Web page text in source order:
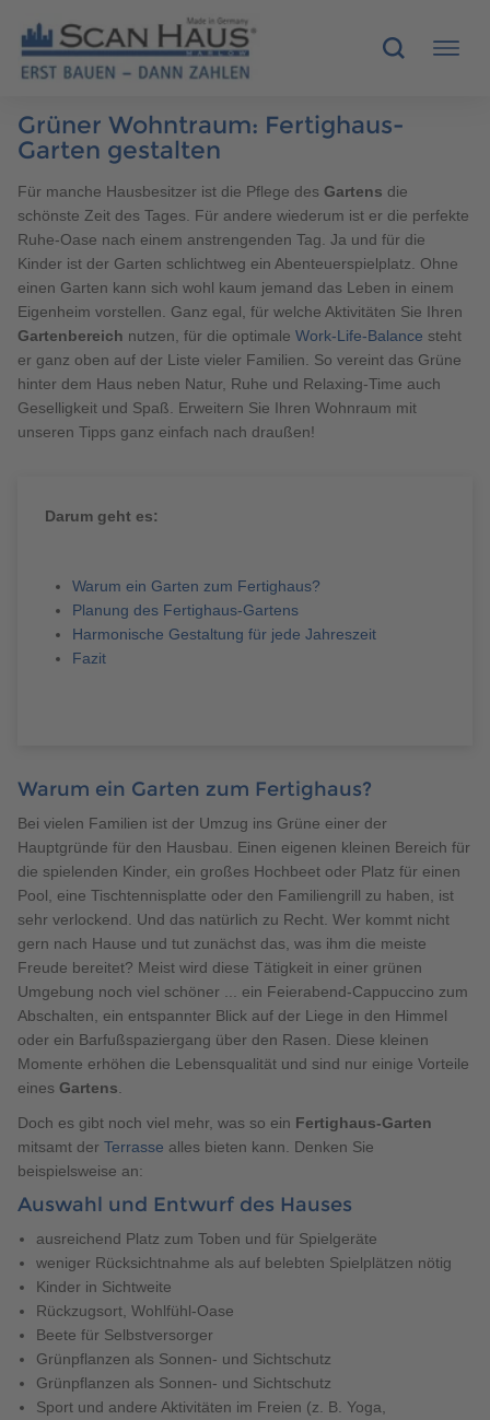
HÄUSER
MUSTERHÄUSER
SCANHAUS-VORTEILE
RUND UMS BAUEN
ÜBER UNS
KONTAKT
MUSTERHAUS FINDEN
Grüner Wohntraum: Fertighaus-
Garten gestalten
Für manche Hausbesitzer ist die Pflege des Gartens die
schönste Zeit des Tages. Für andere wiederum ist er die perfekte
Ruhe-Oase nach einem anstrengenden Tag. Ja und für die
Kinder ist der Garten schlichtweg ein Abenteuerspielplatz. Ohne
einen Garten kann sich wohl kaum jemand das Leben in einem
Eigenheim vorstellen. Ganz egal, für welche Aktivitäten Sie Ihren
Gartenbereich nutzen, für die optimale Work-Life-Balance steht
er ganz oben auf der Liste vieler Familien. So vereint das Grüne
hinter dem Haus neben Natur, Ruhe und Relaxing-Time auch
Geselligkeit und Spaß. Erweitern Sie Ihren Wohnraum mit
unseren Tipps ganz einfach nach draußen!
Darum geht es:
Warum ein Garten zum Fertighaus?
Planung des Fertighaus-Gartens
Harmonische Gestaltung für jede Jahreszeit
Fazit
Warum ein Garten zum Fertighaus?
Bei vielen Familien ist der Umzug ins Grüne einer der
Hauptgründe für den Hausbau. Einen eigenen kleinen Bereich für
die spielenden Kinder, ein großes Hochbeet oder Platz für einen
Pool, eine Tischtennisplatte oder den Familiengrill zu haben, ist
sehr verlockend. Und das natürlich zu Recht. Wer kommt nicht
gern nach Hause und tut zunächst das, was ihm die meiste
Freude bereitet? Meist wird diese Tätigkeit in einer grünen
Umgebung noch viel schöner ... ein Feierabend-Cappuccino zum
Abschalten, ein entspannter Blick auf der Liege in den Himmel
oder ein Barfußspaziergang über den Rasen. Diese kleinen
Momente erhöhen die Lebensqualität und sind nur einige Vorteile
eines Gartens
Doch es gibt noch viel mehr, was so ein Fertighaus-Garten
mitsamt der Terrasse alles bieten kann. Denken Sie
beispielsweise an:
Auswahl und Entwurf des Hauses
ausreichend Platz zum Toben und für Spielgeräte
weniger Rücksichtnahme als auf belebten Spielplätzen nötig
Kinder in Sichtweite
Rückzugsort, Wohlfühl-Oase
Beete für Selbstversorger
Grünpflanzen als Sonnen- und Sichtschutz
Grünpflanzen als Sonnen- und Sichtschutz
Sport und andere Aktivitäten im Freien (z. B. Yoga,